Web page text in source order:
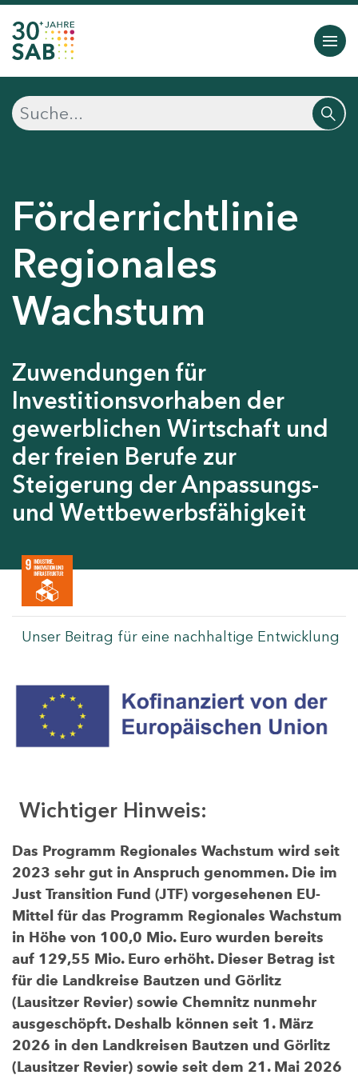
Förderrichtlinie
Regionales
Wachstum
Zuwendungen für
Investitionsvorhaben der
gewerblichen Wirtschaft und
der freien Berufe zur
Steigerung der Anpassungs-
und Wettbewerbsfähigkeit
Unser Beitrag für eine nachhaltige Entwicklung
Wichtiger Hinweis:
Das Programm Regionales Wachstum wird seit
2023 sehr gut in Anspruch genommen. Die im
Just Transition Fund (JTF) vorgesehenen EU-
Mittel für das Programm Regionales Wachstum
in Höhe von 100,0 Mio. Euro wurden bereits
auf 129,55 Mio. Euro erhöht. Dieser Betrag ist
für die Landkreise Bautzen und Görlitz
(Lausitzer Revier) sowie Chemnitz nunmehr
ausgeschöpft. Deshalb können seit 1. März
2026 in den Landkreisen Bautzen und Görlitz
(Lausitzer Revier) sowie seit dem 21. Mai 2026